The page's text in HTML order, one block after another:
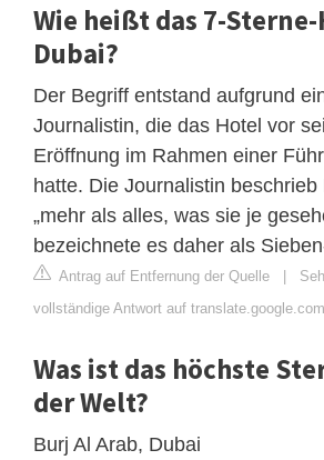
Wie heißt das 7-
Dubai?
Der Begriff entstand aufgrund
Journalistin, die das Hotel vor
Eröffnung im Rahmen einer
hatte. Die Journalistin beschrieb
„mehr als alles, was sie je
bezeichnete es daher als
Antrag auf Entfernung der Quelle |
vollständige Antwort auf
Was ist das höchste
der Welt?
Burj Al Arab, Dubai